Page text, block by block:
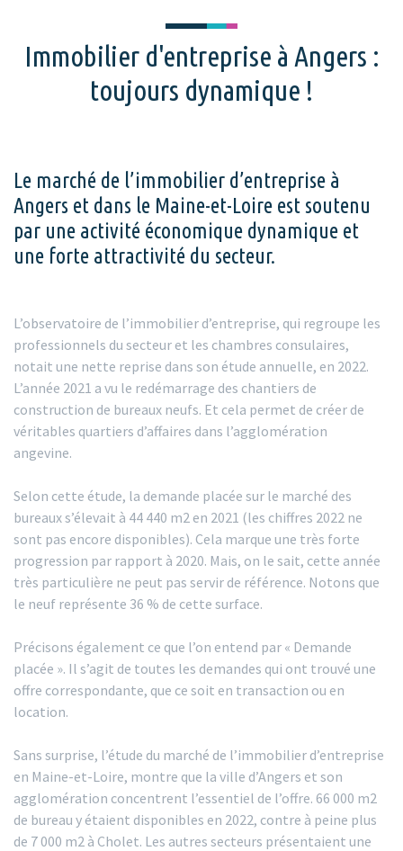
Immobilier d'entreprise à Angers :
toujours dynamique !
Le marché de l’immobilier d’entreprise à
Angers et dans le Maine-et-Loire est soutenu
par une activité économique dynamique et
une forte attractivité du secteur.
L’observatoire de l’immobilier d’entreprise, qui regroupe les
professionnels du secteur et les chambres consulaires,
notait une nette reprise dans son étude annuelle, en 2022.
L’année 2021 a vu le redémarrage des chantiers de
construction de bureaux neufs. Et cela permet de créer de
véritables quartiers d’affaires dans l’agglomération
angevine.
Selon cette étude, la demande placée sur le marché des
bureaux s’élevait à 44 440 m2 en 2021 (les chiffres 2022 ne
sont pas encore disponibles). Cela marque une très forte
progression par rapport à 2020. Mais, on le sait, cette année
très particulière ne peut pas servir de référence. Notons que
le neuf représente 36 % de cette surface.
Précisons également ce que l’on entend par « Demande
placée ». Il s’agit de toutes les demandes qui ont trouvé une
offre correspondante, que ce soit en transaction ou en
location.
Sans surprise, l’étude du marché de l’immobilier d’entreprise
en Maine-et-Loire, montre que la ville d’Angers et son
agglomération concentrent l’essentiel de l’offre. 66 000 m2
de bureau y étaient disponibles en 2022, contre à peine plus
de 7 000 m2 à Cholet. Les autres secteurs présentaient une